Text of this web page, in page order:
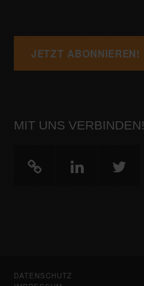
MIT UNS VERBINDEN!
DATENSCHUTZ